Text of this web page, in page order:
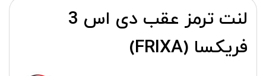
لنت ترمز عقب دی اس 3
فریکسا (FRIXA)